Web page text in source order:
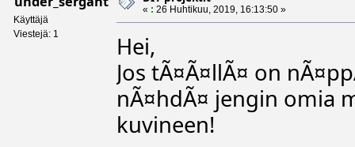
Käyttäjä
Viestejä: 1
« : 26 Huhtikuu, 2019, 16:13:50 »
Hei,
Jos tÃ¤Ã¤llÃ¤ on
nÃ¤hdÃ¤ jengin omia
kuvineen!